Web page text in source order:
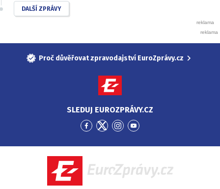
DALŠÍ ZPRÁVY
Proč důvěřovat zpravodajství EuroZprávy.cz
SLEDUJ EUROZPRÁVY.CZ
Přejít
Facebook
Přejít
Twitter
Přejít
Instagram
Přejít
YouTube
EuroZprávy.cz